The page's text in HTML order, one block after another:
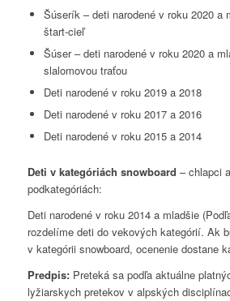
Šúserík – deti narodené v roku 2020 a
štart-cieľ
Šúser – deti narodené v roku 2020 a
slalomovou traťou
Deti narodené v roku 2019 a 2018
Deti narodené v roku 2017 a 2016
Deti narodené v roku 2015 a 2014
Deti v kategóriách snowboard – chlapci
podkategóriách:
Deti narodené v roku 2014 a mladšie
rozdelíme deti do vekových kategórií. Ak
v kategórii snowboard, ocenenie dostane
Predpis:Preteká sa podľa aktuálne
lyžiarskych pretekov v alpských